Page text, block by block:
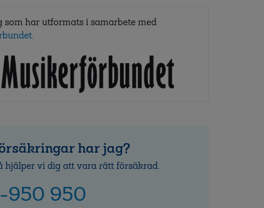
som har utformats i samarbete med
har jag?
hjälper vi dig att vara rätt försäkrad.
950 950